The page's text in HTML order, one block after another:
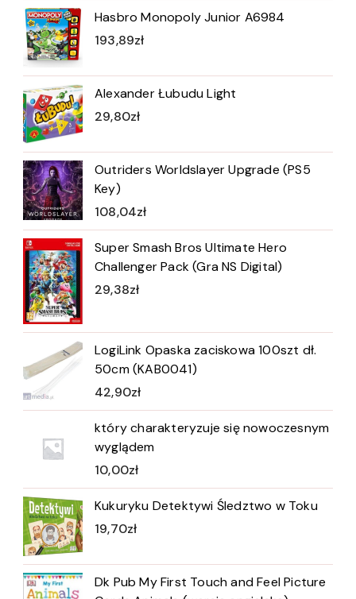
Hasbro Monopoly Junior A6984
193,89zł
Alexander Łubudu Light
29,80zł
Outriders Worldslayer Upgrade (PS5
Key)
108,04zł
Super Smash Bros Ultimate Hero
Challenger Pack (Gra NS Digital)
29,38zł
LogiLink Opaska zaciskowa 100szt dł.
50cm (KAB0041)
42,90zł
który charakteryzuje się nowoczesnym
wyglądem
10,00zł
Kukuryku Detektywi Śledztwo w Toku
19,70zł
Dk Pub My First Touch and Feel Picture